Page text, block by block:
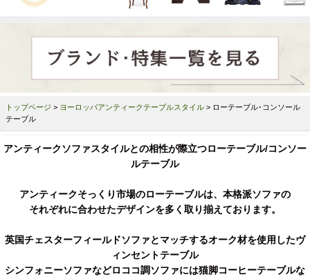
トップページ > ヨーロッパアンティークテーブルスタイル > ローテーブル･コンソール
テーブル
アンティークソファスタイルとの相性が際立つローテーブル/コンソー
ルテーブル
アンティークそっくり市場のローテーブルは、本格派ソファの
それぞれに合わせたデザインを多く取り揃えております。
英国チェスターフィールドソファとマッチするオーク材を使用したヴ
ィンセントテーブル
シンフォニーソファなどロココ調ソファには猫脚コーヒーテーブルな